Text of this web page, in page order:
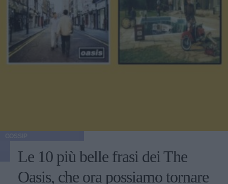
Le 10 più belle frasi dei The
Oasis, che ora possiamo tornare